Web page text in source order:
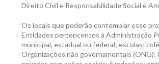
Direito Civil e Responsabilidade Social e
Os locais que poderão contemplar esse
Entidades pertencentes à Administração
municipal, estadual ou federal; escolas;
Organizações não governamentais